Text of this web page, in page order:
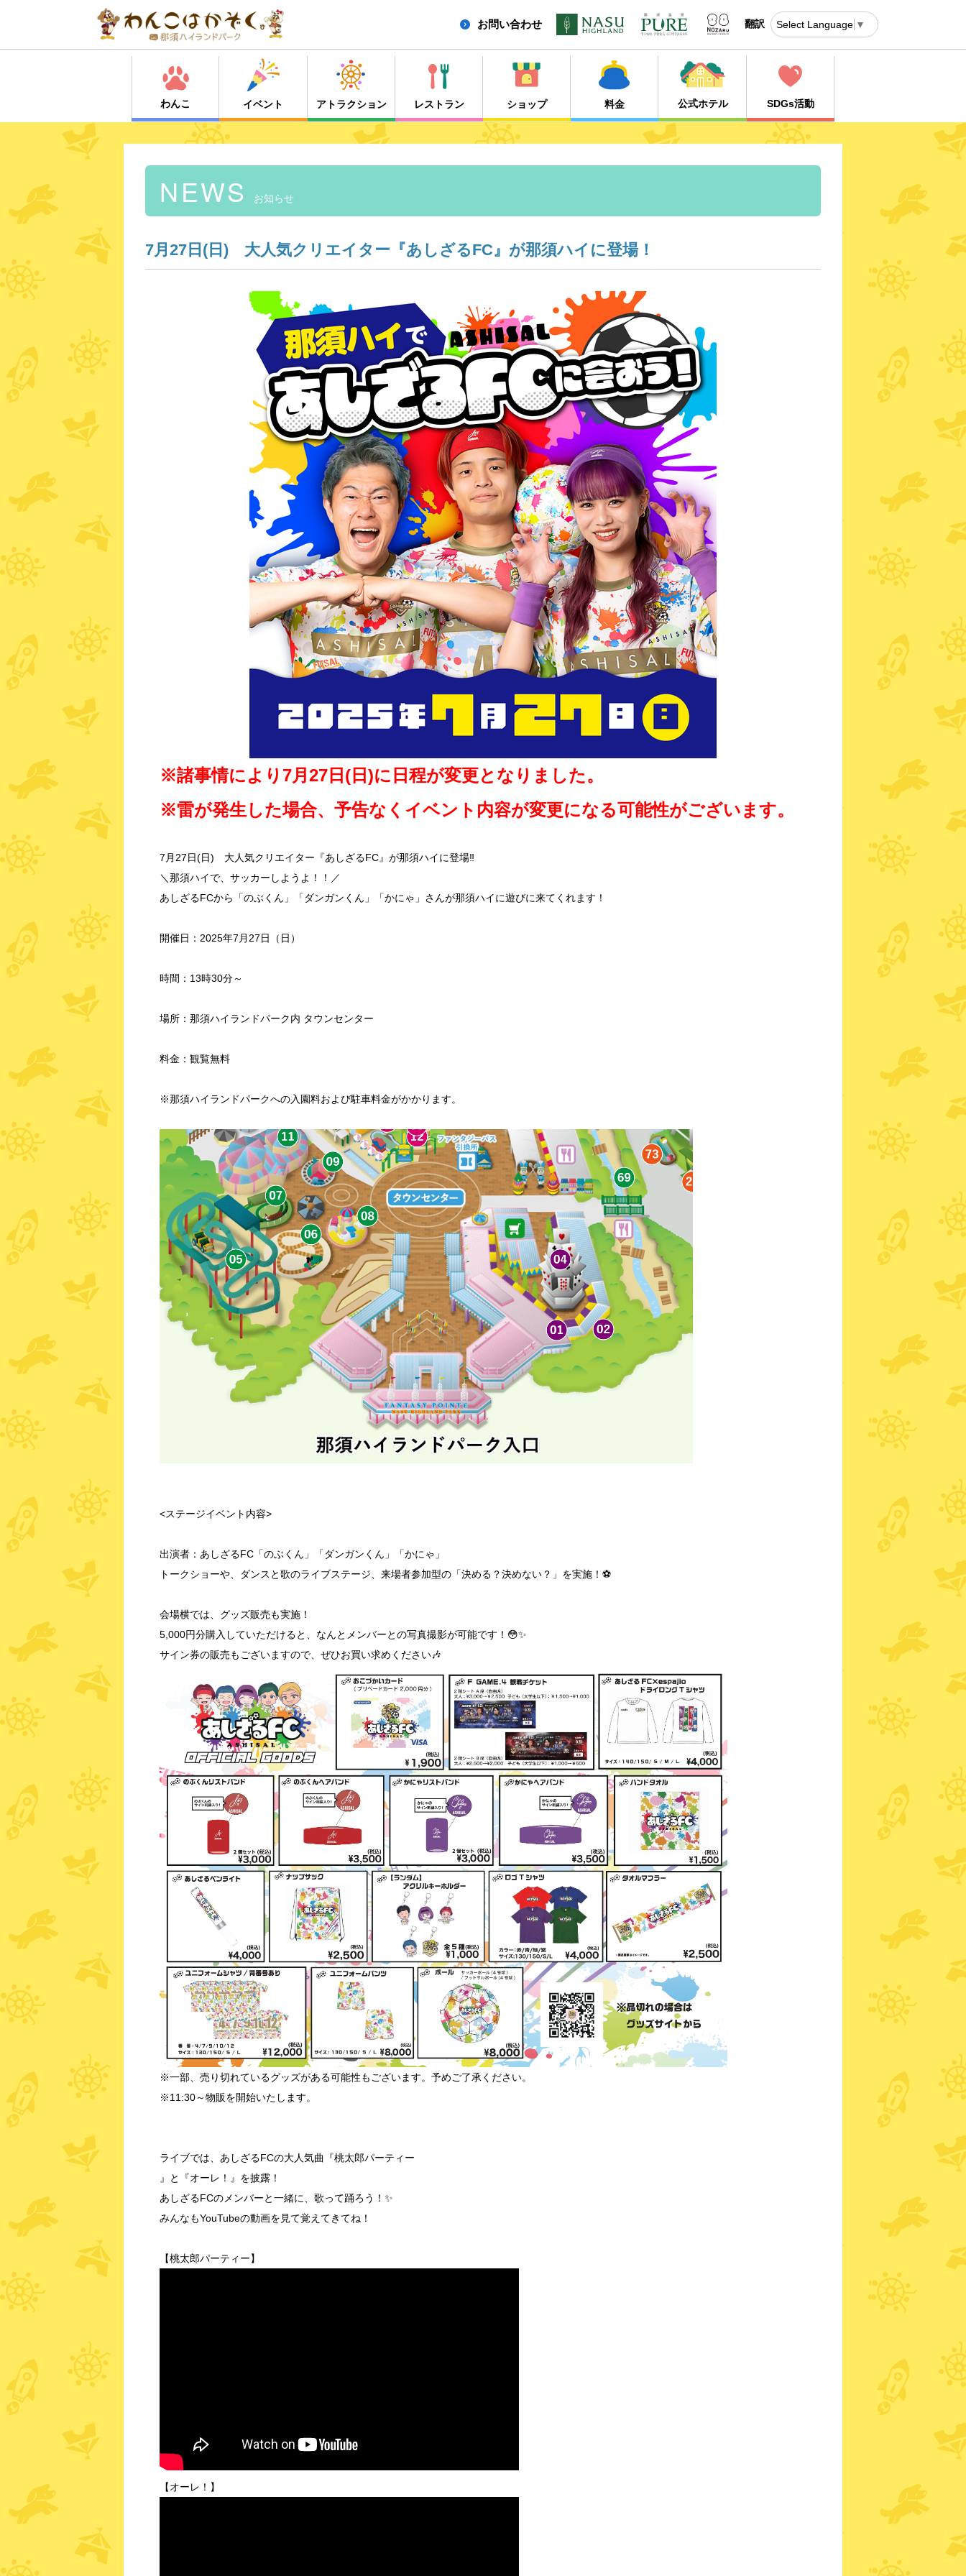
お問い合わせ 翻訳 Select Language ▼
わんこ イベント アトラクション レストラン ショップ 料金 公式ホテル SDGs活動
NEWS お知らせ
7月27日(日) 大人気クリエイター『あしざるFC』が那須ハイに登場！
※諸事情により7月27日(日)に日程が変更となりました。
※雷が発生した場合、予告なくイベント内容が変更になる可能性がございます。
7月27日(日) 大人気クリエイター『あしざるFC』が那須ハイに登場‼️
＼那須ハイで、サッカーしようよ！！／
あしざるFCから「のぶくん」「ダンガンくん」「かにゃ」さんが那須ハイに遊びに来てくれます！
開催日：2025年7月27日（日）
時間：13時30分～
場所：那須ハイランドパーク内 タウンセンター
料金：観覧無料
※那須ハイランドパークへの入園料および駐車料金がかかります。
<ステージイベント内容>
出演者：あしざるFC「のぶくん」「ダンガンくん」「かにゃ 」
トークショーや、ダンスと歌のライブステージ、来場者参加型の「決める？決めない？」を実施！⚽
会場横では、グッズ販売も実施！
5,000円分購入していただけると、なんとメンバーとの写真撮影が可能です！😳✨
サイン券の販売もございますので、ぜひお買い求めください🎶
※一部、売り切れているグッズがある可能性もございます。予めご了承ください。
※11:30～物販を開始いたします。
ライブでは、あしざるFCの大人気曲『桃太郎パーティー
』と『オーレ！』を披露！
あしざるFCのメンバーと一緒に、歌って踊ろう！✨
みんなもYouTubeの動画を見て覚えてきてね！
【桃太郎パーティー】
【オーレ！】